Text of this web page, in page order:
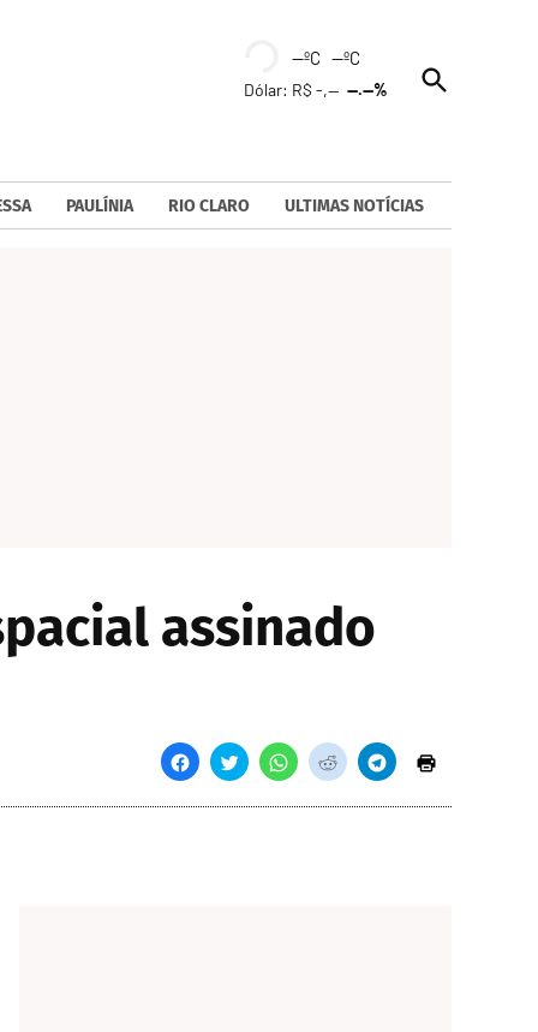
--ºC --ºC
Dólar: R$ -,----.--%
Open
Search
PAULÍNIA RIO CLARO ULTIMAS NOTÍCIAS
assinado